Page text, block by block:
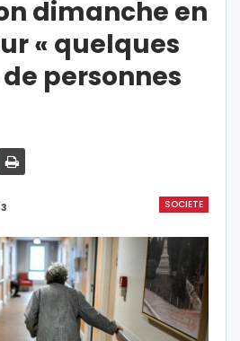
dimanche en
« quelques
personnes
SOCIETE